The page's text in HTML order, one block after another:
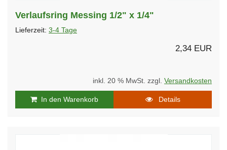
Verlaufsring Messing 1/2" x 1/4"
Lieferzeit: 3-4 Tage
2,34 EUR
inkl. 20 % MwSt. zzgl. Versandkosten
In den Warenkorb Details